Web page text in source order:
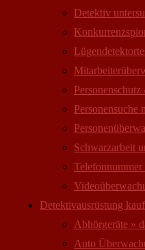
Detektiv
Personensuche
Schwarzarbeit
Telefonnummer
Detektivausrüstung
Abhörgeräte »
Auto